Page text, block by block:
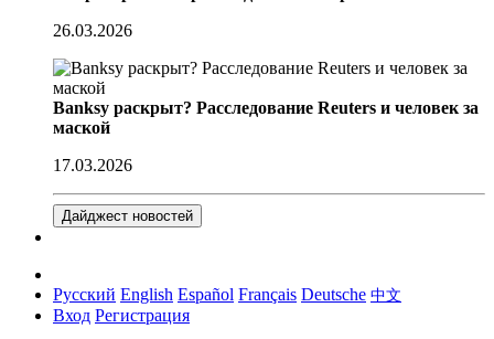
26.03.2026
Banksy раскрыт? Расследование Reuters и человек за
маской
17.03.2026
Дайджест новостей
Русский English Español Français Deutsche 中文
Вход Регистрация